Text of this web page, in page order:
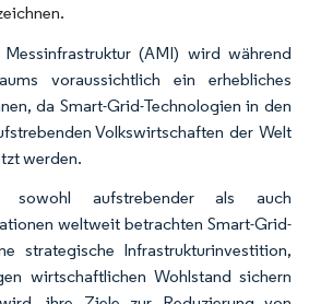
(AMI) wird während
voraussichtlich ein erhebliches
da Smart-Grid-Technologien in den
Volkswirtschaften der Welt
werden.
sowohl aufstrebender als auch
weltweit betrachten Smart-Grid-
strategische Infrastrukturinvestition,
wirtschaftlichen Wohlstand sichern